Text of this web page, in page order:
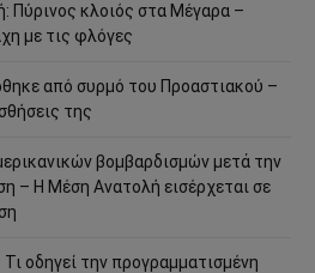
Πύρινος κλοιός στα Μέγαρα –
με τις φλόγες
από συρμό του Προαστιακού –
της
βομβαρδισμών μετά την
– Η Μέση Ανατολή εισέρχεται σε
οδηγεί την προγραμματισμένη